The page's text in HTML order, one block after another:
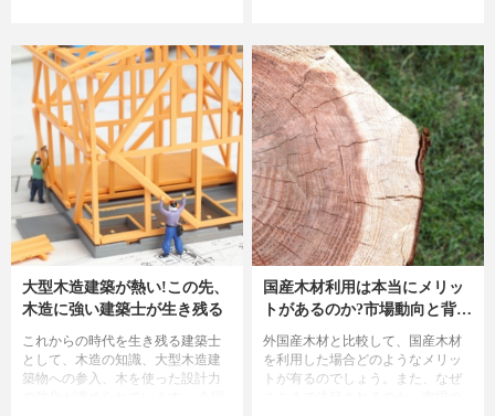
大型木造建築が熱い!この先、
木造に強い建築士が生き残る
これからの時代を生き残る建築士
として、木造の知識、大型木造建
築物への参入、木を使った設計力
国産木材利用は本当にメリッ
トがあるのか?市場動向と背後
の社会情勢
外国産木材と比較して、国産木材
を利用した場合どのようなメリッ
トが有るのでしょう。また、なぜ